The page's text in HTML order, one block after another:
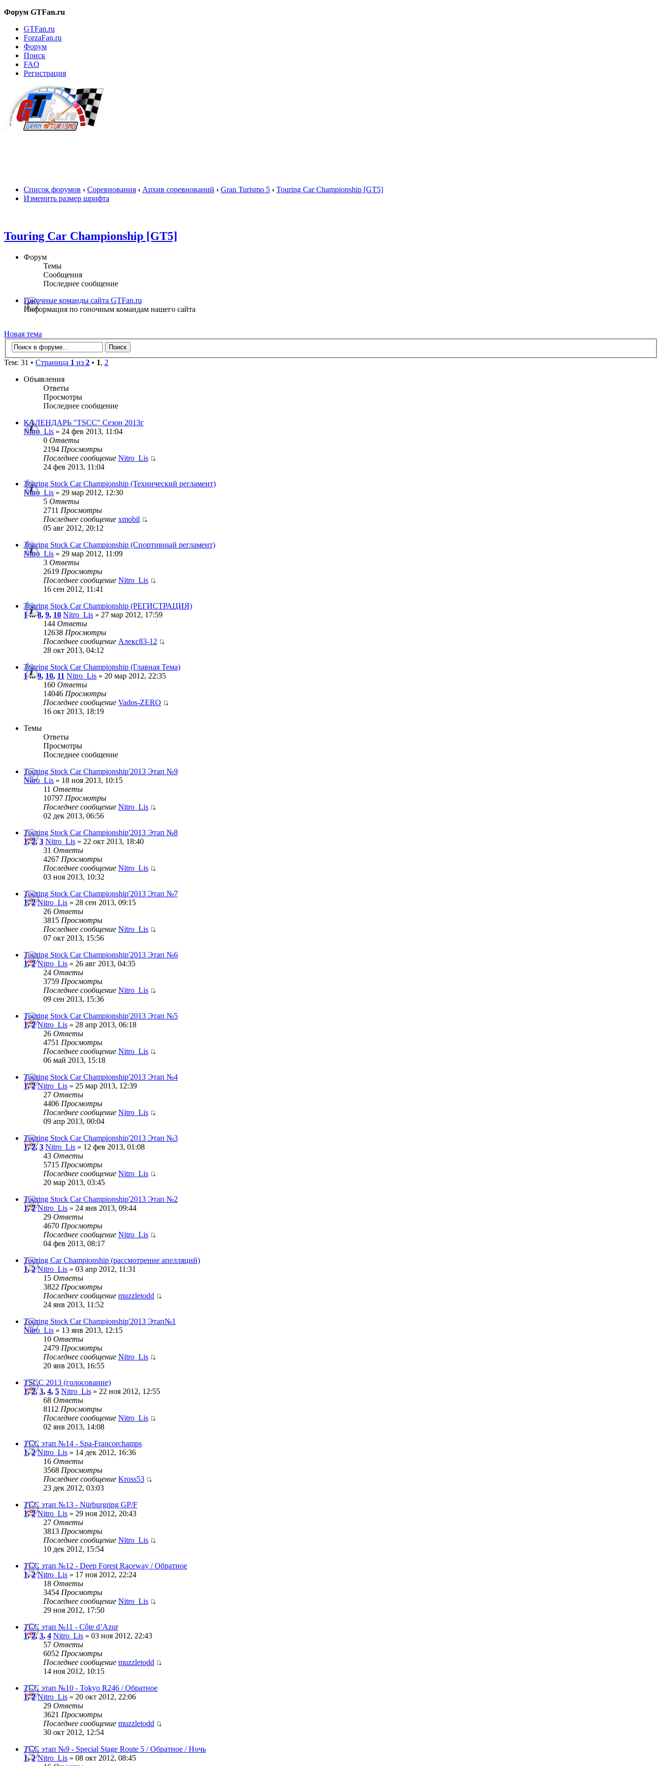
Форум GTFan.ru
GTFan.ru
ForzaFan.ru
Форум
Поиск
FAQ
Регистрация
Список форумов ‹ Соревнования ‹ Архив соревнований ‹ Gran Turismo 5 ‹ Touring Car Championship [GT5]
Изменить размер шрифта
Touring Car Championship [GT5]
Форум
Темы
Сообщения
Последнее сообщение
Гоночные команды сайта GTFan.ru
Информация по гоночным командам нашего сайта
Новая тема
Тем: 31 • Страница 1 из 2 • 1, 2
Объявления
Ответы
Просмотры
Последнее сообщение
КАЛЕНДАРЬ "TSCC" Сезон 2013г
Nitro_Lis » 24 фев 2013, 11:04
0 Ответы
2194 Просмотры
Последнее сообщение Nitro_Lis
24 фев 2013, 11:04
Touring Stock Car Championship (Технический регламент)
Nitro_Lis » 29 мар 2012, 12:30
5 Ответы
2711 Просмотры
Последнее сообщение xmobil
05 авг 2012, 20:12
Touring Stock Car Championship (Спортивный регламент)
Nitro_Lis » 29 мар 2012, 11:09
3 Ответы
2619 Просмотры
Последнее сообщение Nitro_Lis
16 сен 2012, 11:41
Touring Stock Car Championship (РЕГИСТРАЦИЯ)
1...8, 9, 10 Nitro_Lis » 27 мар 2012, 17:59
144 Ответы
12638 Просмотры
Последнее сообщение Алекс83-12
28 окт 2013, 04:12
Touring Stock Car Championship (Главная Тема)
1...9, 10, 11 Nitro_Lis » 20 мар 2012, 22:35
160 Ответы
14046 Просмотры
Последнее сообщение Vados-ZERO
16 окт 2013, 18:19
Темы
Ответы
Просмотры
Последнее сообщение
Touring Stock Car Championship'2013 Этап №9
Nitro_Lis » 18 ноя 2013, 10:15
11 Ответы
10797 Просмотры
Последнее сообщение Nitro_Lis
02 дек 2013, 06:56
Touring Stock Car Championship'2013 Этап №8
1,2,3 Nitro_Lis » 22 окт 2013, 18:40
31 Ответы
4267 Просмотры
Последнее сообщение Nitro_Lis
03 ноя 2013, 10:32
Touring Stock Car Championship'2013 Этап №7
1,2 Nitro_Lis » 28 сен 2013, 09:15
26 Ответы
3815 Просмотры
Последнее сообщение Nitro_Lis
07 окт 2013, 15:56
Touring Stock Car Championship'2013 Этап №6
1,2 Nitro_Lis » 26 авг 2013, 04:35
24 Ответы
3759 Просмотры
Последнее сообщение Nitro_Lis
09 сен 2013, 15:36
Touring Stock Car Championship'2013 Этап №5
1,2 Nitro_Lis » 28 апр 2013, 06:18
26 Ответы
4751 Просмотры
Последнее сообщение Nitro_Lis
06 май 2013, 15:18
Touring Stock Car Championship'2013 Этап №4
1,2 Nitro_Lis » 25 мар 2013, 12:39
27 Ответы
4406 Просмотры
Последнее сообщение Nitro_Lis
09 апр 2013, 00:04
Touring Stock Car Championship'2013 Этап №3
1,2,3 Nitro_Lis » 12 фев 2013, 01:08
43 Ответы
5715 Просмотры
Последнее сообщение Nitro_Lis
20 мар 2013, 03:45
Touring Stock Car Championship'2013 Этап №2
1,2 Nitro_Lis » 24 янв 2013, 09:44
29 Ответы
4670 Просмотры
Последнее сообщение Nitro_Lis
04 фев 2013, 08:17
Touring Car Championship (рассмотрение апелляций)
1,2 Nitro_Lis » 03 апр 2012, 11:31
15 Ответы
3822 Просмотры
Последнее сообщение muzzletodd
24 янв 2013, 11:52
Touring Stock Car Championship'2013 Этап№1
Nitro_Lis » 13 янв 2013, 12:15
10 Ответы
2479 Просмотры
Последнее сообщение Nitro_Lis
20 янв 2013, 16:55
ТSCC 2013 (голосование)
1,2,3, 4, 5 Nitro_Lis » 22 ноя 2012, 12:55
68 Ответы
8112 Просмотры
Последнее сообщение Nitro_Lis
02 янв 2013, 14:08
TCC этап №14 - Spa-Francorchamps
1,2 Nitro_Lis » 14 дек 2012, 16:36
16 Ответы
3568 Просмотры
Последнее сообщение Kross53
23 дек 2012, 03:03
TCC этап №13 - Nürburgring GP/F
1,2 Nitro_Lis » 29 ноя 2012, 20:43
27 Ответы
3813 Просмотры
Последнее сообщение Nitro_Lis
10 дек 2012, 15:54
TCC этап №12 - Deep Forest Raceway / Обратное
1,2 Nitro_Lis » 17 ноя 2012, 22:24
18 Ответы
3454 Просмотры
Последнее сообщение Nitro_Lis
29 ноя 2012, 17:50
TCC этап №11 - Côte d’Azur
1,2,3, 4 Nitro_Lis » 03 ноя 2012, 22:43
57 Ответы
6052 Просмотры
Последнее сообщение muzzletodd
14 ноя 2012, 10:15
TCC этап №10 - Tokyo R246 / Обратное
1,2 Nitro_Lis » 20 окт 2012, 22:06
29 Ответы
3621 Просмотры
Последнее сообщение muzzletodd
30 окт 2012, 12:54
TCC этап №9 - Special Stage Route 5 / Обратное / Ночь
1,2 Nitro_Lis » 08 окт 2012, 08:45